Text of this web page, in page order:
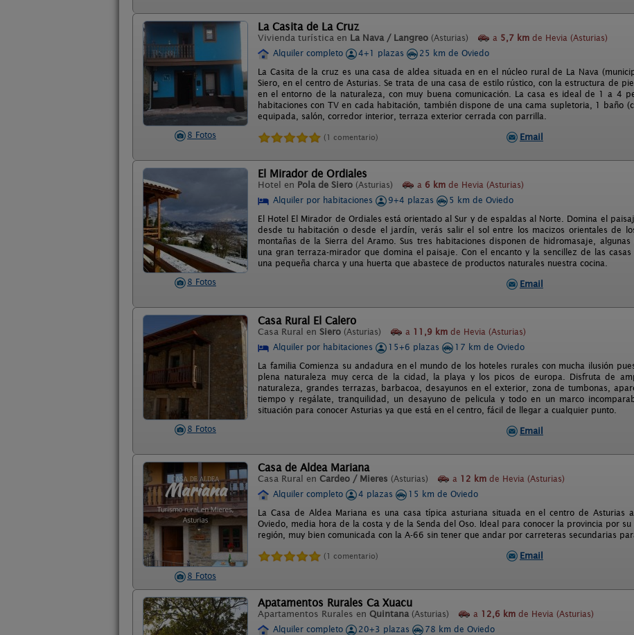
8 Fotos
La Casita de La Cruz
Vivienda turística en La Nava / Langreo (Asturias) a 5,7 km de Hevia (Asturias)
Alquiler completo
4+1 plazas
25 km de Oviedo
La Casita de la cruz es una casa de aldea situada en en el núcleo rural de La Nava
Siero, en el centro de Asturias. Se trata de una casa de estilo rústico, con la estructura de
en el entorno de la naturaleza, con muy buena comunicación. La casa es ideal de 1 a 4
habitaciones con TV en cada habitación, también dispone de una cama supletoria, 1 baño
equipada, salón, corredor interior, terraza exterior cerrada con parrilla.
(1 comentario) Email
8 Fotos
El Mirador de Ordiales
Hotel en Pola de Siero (Asturias) a 6 km de Hevia (Asturias)
Alquiler por habitaciones
9+4 plazas
5 km de Oviedo
El Hotel El Mirador de Ordiales está orientado al Sur y de espaldas al Norte. Domina el
desde tu habitación o desde el jardín, verás salir el sol entre los macizos orientales de
montañas de la Sierra del Aramo. Sus tres habitaciones disponen de hidromasaje,
una gran terraza-mirador que domina el paisaje. Con el encanto y la sencillez de las
una pequeña charca y una huerta que abastece de productos naturales nuestra cocina.
Email
8 Fotos
Casa Rural El Calero
Casa Rural en Siero (Asturias) a 11,9 km de Hevia (Asturias)
Alquiler por habitaciones
15+6 plazas
17 km de Oviedo
La familia Comienza su andadura en el mundo de los hoteles rurales con mucha ilusión
plena naturaleza muy cerca de la cidad, la playa y los picos de europa. Disfruta de
naturaleza, grandes terrazas, barbacoa, desayunos en el exterior, zona de tumbonas,
tiempo y regálate, tranquilidad, un desayuno de pelicula y todo en un marco
situación para conocer Asturias ya que está en el centro, fácil de llegar a cualquier punto.
Email
8 Fotos
Casa de Aldea Mariana
Casa Rural en Cardeo / Mieres (Asturias) a 12 km de Hevia (Asturias)
Alquiler completo
4 plazas
15 km de Oviedo
La Casa de Aldea Mariana es una casa típica asturiana situada en el centro de
Oviedo, media hora de la costa y de la Senda del Oso. Ideal para conocer la provincia por
región, muy bien comunicada con la A-66 sin tener que andar por carreteras secundarias
(1 comentario) Email
Apatamentos Rurales Ca Xuacu
Apartamentos Rurales en Quintana (Asturias) a 12,6 km de Hevia (Asturias)
Alquiler completo
20+3 plazas
78 km de Oviedo